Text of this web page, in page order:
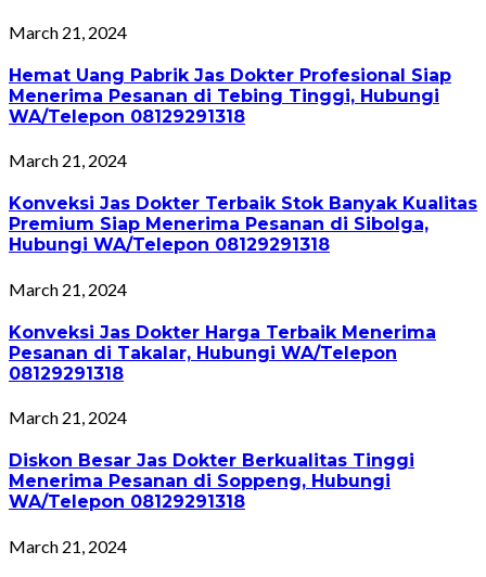
March 21, 2024
Hemat Uang Pabrik Jas Dokter Profesional Siap
Menerima Pesanan di Tebing Tinggi, Hubungi
WA/Telepon 08129291318
March 21, 2024
Konveksi Jas Dokter Terbaik Stok Banyak Kualitas
Premium Siap Menerima Pesanan di Sibolga,
Hubungi WA/Telepon 08129291318
March 21, 2024
Konveksi Jas Dokter Harga Terbaik Menerima
Pesanan di Takalar, Hubungi WA/Telepon
08129291318
March 21, 2024
Diskon Besar Jas Dokter Berkualitas Tinggi
Menerima Pesanan di Soppeng, Hubungi
WA/Telepon 08129291318
March 21, 2024